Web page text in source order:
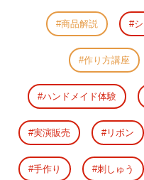
商品解説
作り方講座
ハンドメイド体験
実演販売 リボン
手作り 刺しゅう